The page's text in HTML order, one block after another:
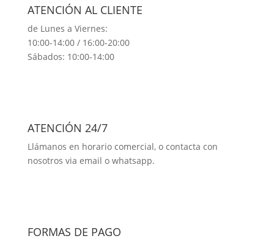
ATENCIÓN AL CLIENTE
de Lunes a Viernes:
10:00-14:00 / 16:00-20:00
Sábados: 10:00-14:00
ATENCIÓN 24/7
Llámanos en horario comercial, o contacta con
nosotros via email o whatsapp.
FORMAS DE PAGO